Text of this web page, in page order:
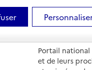
Portail
et de leurs